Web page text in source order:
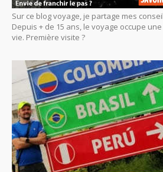
Sur ce blog voyage, je partage mes
Depuis + de 15 ans, le voyage occupe
vie. Première visite ?